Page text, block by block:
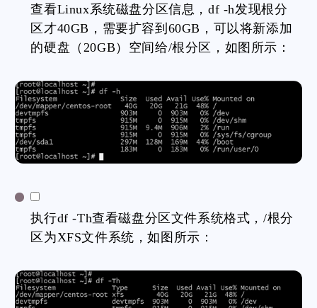
查看Linux系统磁盘分区信息，df -h发现根分
区才40GB，需要扩容到60GB，可以将新添加
的硬盘（20GB）空间给/根分区，如图所示：
执行df -Th查看磁盘分区文件系统格式，/根分
区为XFS文件系统，如图所示：